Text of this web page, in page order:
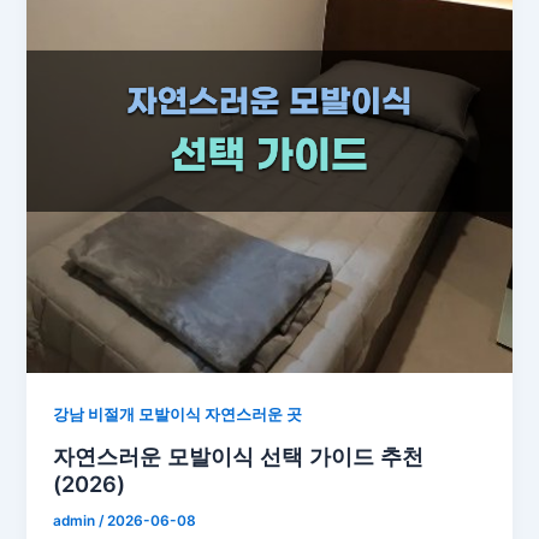
강남 비절개 모발이식 자연스러운 곳
자연스러운 모발이식 선택 가이드 추천
(2026)
admin /2026-06-08